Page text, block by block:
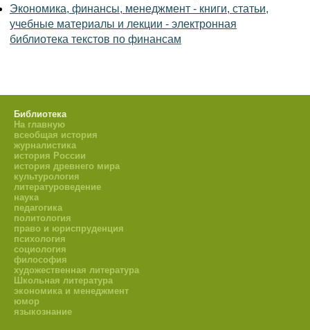
Экономика, финансы, менеджмент - книги, статьи,
учебные материалы и лекции - электронная
библиотека текстов по финансам
Библиотека
На главную
всеобщая история
журналистика
история России
история древнего мира
культурология
литературоведение
наука
педагогика
политология
право и юриспруденция
психология
социология
философия
художественная литература
Школьная литература
экономика и менеджмент
юмор
языкознание